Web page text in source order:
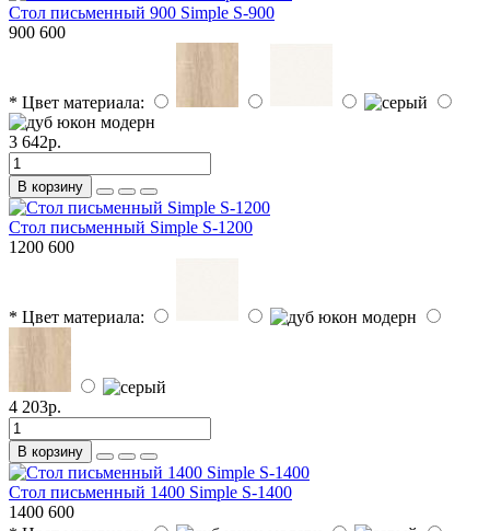
Стол письменный 900 Simple S-900
900 600
* Цвет материала:
3 642р.
В корзину
Стол письменный Simple S-1200
1200 600
* Цвет материала:
4 203р.
В корзину
Стол письменный 1400 Simple S-1400
1400 600